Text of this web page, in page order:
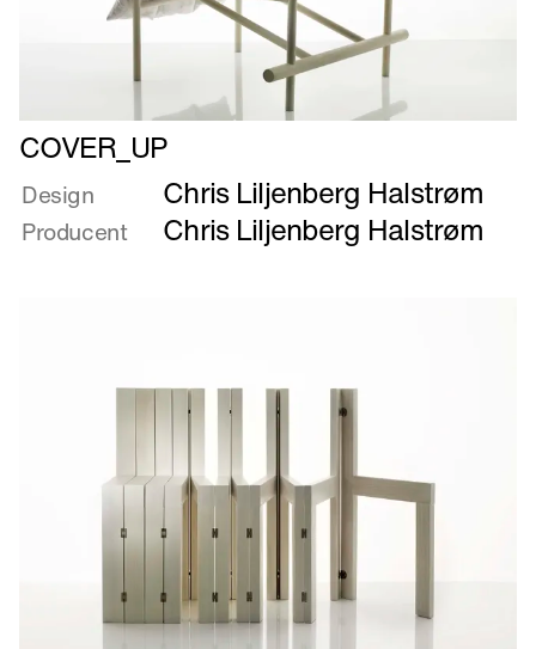
Læs
mere
om
COVER_UP
COVER_UP
Design Chris Liljenberg Halstrøm
Producent Chris Liljenberg Halstrøm